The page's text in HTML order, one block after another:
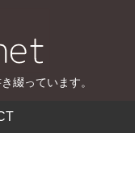
綴っています。